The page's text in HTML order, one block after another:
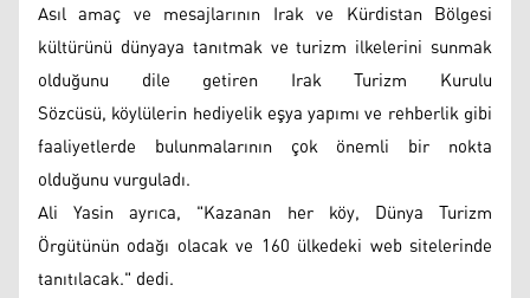
Asıl amaç ve mesajlarının Irak ve Kürdistan Bölgesi
kültürünü dünyaya tanıtmak ve turizm ilkelerini sunmak
olduğunu dile getiren Irak Turizm Kurulu
Sözcüsü, köylülerin hediyelik eşya yapımı ve rehberlik gibi
faaliyetlerde bulunmalarının çok önemli bir nokta
olduğunu vurguladı.
Ali Yasin ayrıca, "Kazanan her köy, Dünya Turizm
Örgütünün odağı olacak ve 160 ülkedeki web sitelerinde
tanıtılacak." dedi.